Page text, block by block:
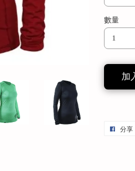
數量
加
分享